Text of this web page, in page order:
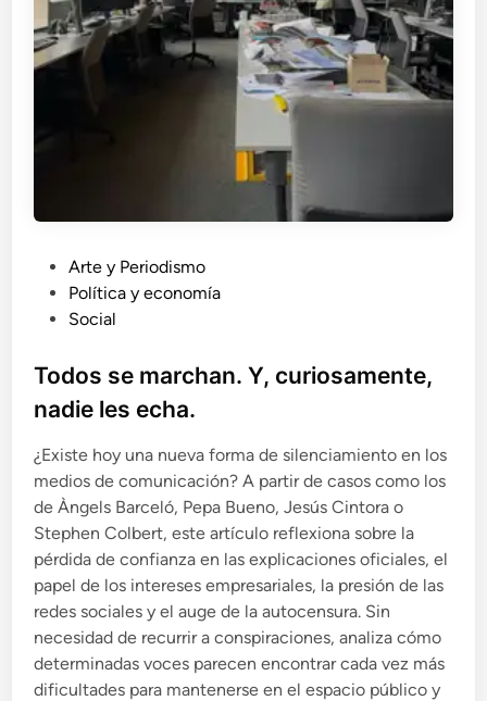
i
a
d
o
e
n
Arte y Periodismo
Política y economía
Social
Todos se marchan. Y, curiosamente,
nadie les echa.
¿Existe hoy una nueva forma de silenciamiento en los
medios de comunicación? A partir de casos como los
de Àngels Barceló, Pepa Bueno, Jesús Cintora o
Stephen Colbert, este artículo reflexiona sobre la
pérdida de confianza en las explicaciones oficiales, el
papel de los intereses empresariales, la presión de las
redes sociales y el auge de la autocensura. Sin
necesidad de recurrir a conspiraciones, analiza cómo
determinadas voces parecen encontrar cada vez más
dificultades para mantenerse en el espacio público y